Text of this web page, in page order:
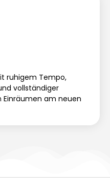
ruhigem Tempo,
vollständiger
Einräumen am neuen